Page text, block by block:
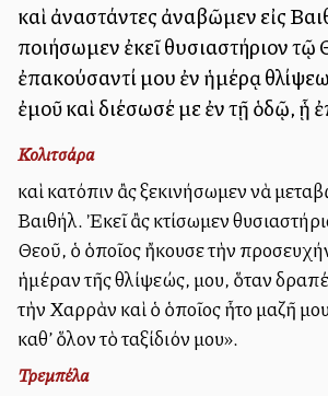
καὶ ἀναστάντες ἀναβῶμεν εἰς
ποιήσωμεν ἐκεῖ θυσιαστήριον
ἐπακούσαντί μου ἐν ἡμέρᾳ
ἐμοῦ καὶ διέσωσέ με ἐν τῇ ὁδῷ, ᾗ
Κολιτσάρα
καὶ κατόπιν ἂς ξεκινήσωμεν νὰ
Βαιθήλ. Ἐκεῖ ἂς κτίσωμεν
Θεοῦ, ὁ ὁποῖος ἤκουσε τὴν
ἡμέραν τῆς θλίψεώς, μου, ὅταν
τὴν Χαρρὰν καὶ ὁ ὁποῖος ἦτο μαζῆ
καθ’ ὅλον τὸ ταξίδιόν μου».
Τρεμπέλα